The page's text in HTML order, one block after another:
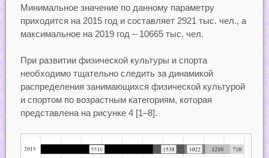
Минимальное значение по данному параметру
приходится на 2015 год и составляет 2921 тыс. чел., а
максимальное на 2019 год – 10665 тыс. чел.
При развитии физической культуры и спорта
необходимо тщательно следить за динамикой
распределения занимающихся физической культурой
и спортом по возрастным категориям, которая
представлена на рисунке 4 [1–8].